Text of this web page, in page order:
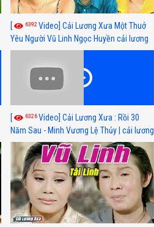
[ 6392 Video] Cải Lương Xưa Một Thuở
Yêu Người Vũ Linh Ngọc Huyền cải lương
xã hội hay nhất
[ 6326Video] Cải Lương Xưa : Rồi 30
Năm Sau - Minh Vương Lệ Thủy | cải lương
xã hội hay nhất